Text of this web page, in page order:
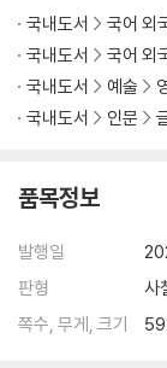
백만엔걸 스즈코
사랑은 비가 갠 뒤처
용의자 X의 헌신
백야행
도망치는 건 부끄럽
엣 더 벤치
체인지
그렇게 아버지가 된다
『중국어 명대사 필사
국내도서 국어 외
국내도서
국어 외
국내도서
예술
국내도서
인문
품목정보
발행일
판형
사
쪽수, 무게, 크기